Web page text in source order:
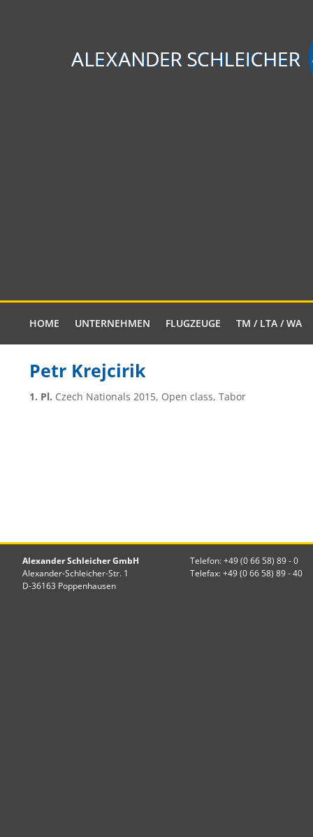
HOME UNTERNEHMEN FLUGZEUGE TM / LTA / WA
Petr Krejcirik
1. Pl. Czech Nationals 2015, Open class, Tabor
Alexander Schleicher GmbH
Alexander-Schleicher-Str. 1
D-36163 Poppenhausen
Telefon: +49 (0 66 58) 89 - 0
Telefax: +49 (0 66 58) 89 - 40